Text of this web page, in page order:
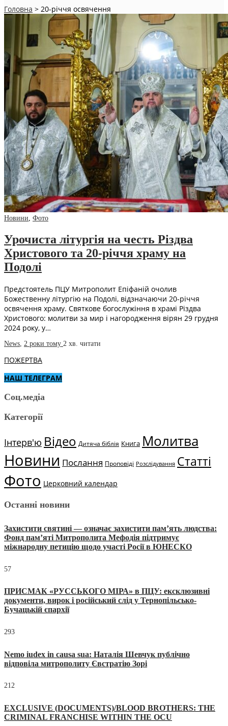
Головна > 20-річчя освячення
Новини, Фото
Урочиста літургія на честь Різдва
Христового та 20-річчя храму на
Подолі
Предстоятель ПЦУ Митрополит Епіфаній очолив
Божественну літургію на Подолі, відзначаючи 20-річчя
освячення храму. Святкове богослужіння в храмі Різдва
Христового: молитви за мир і нагородження вірян 29 грудня
2024 року, у…
News, 2 роки тому 2 хв. читати
ПОЖЕРТВА
НАШ ТЕЛЕГРАМ
Соц.медіа
Категорії
Інтерв'ю Відео Дитяча біблія Книга Молитва
Новини Послання Проповіді Розслідування Статті
Фото Церковний календар
Останні новини
Захистити святині — означає захистити пам’ять людства:
Фонд пам’яті Митрополита Мефодія підтримує
міжнародну петицію щодо участі Росії в ЮНЕСКО
57
ПРИСМАК «РУССЬКОГО МІРА» в ПЦУ: ексклюзивні
документи, вирок і російський слід у Тернопільсько-
Бучацькій єпархії
293
Nemo iudex in causa sua: Наталія Шевчук публічно
відповіла митрополиту Євстратію Зорі
212
EXCLUSIVE (DOCUMENTS)/BLOOD BROTHERS: THE
CRIMINAL FRANCHISE WITHIN THE OCU